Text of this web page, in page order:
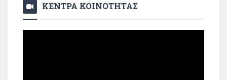
ΚΕΝΤΡΑ ΚΟΙΝΟΤΗΤΑΣ